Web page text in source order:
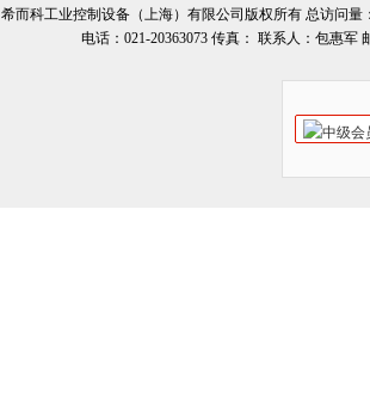
希而科工业控制设备（上海）有限公司版权所有 总访问量
电话：021-20363073 传真： 联系人：包惠军